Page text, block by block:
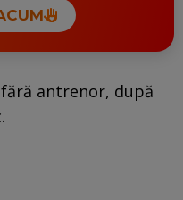
antrenor, după